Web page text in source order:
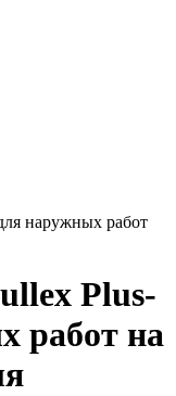
наружных работ
Plus-
работ на